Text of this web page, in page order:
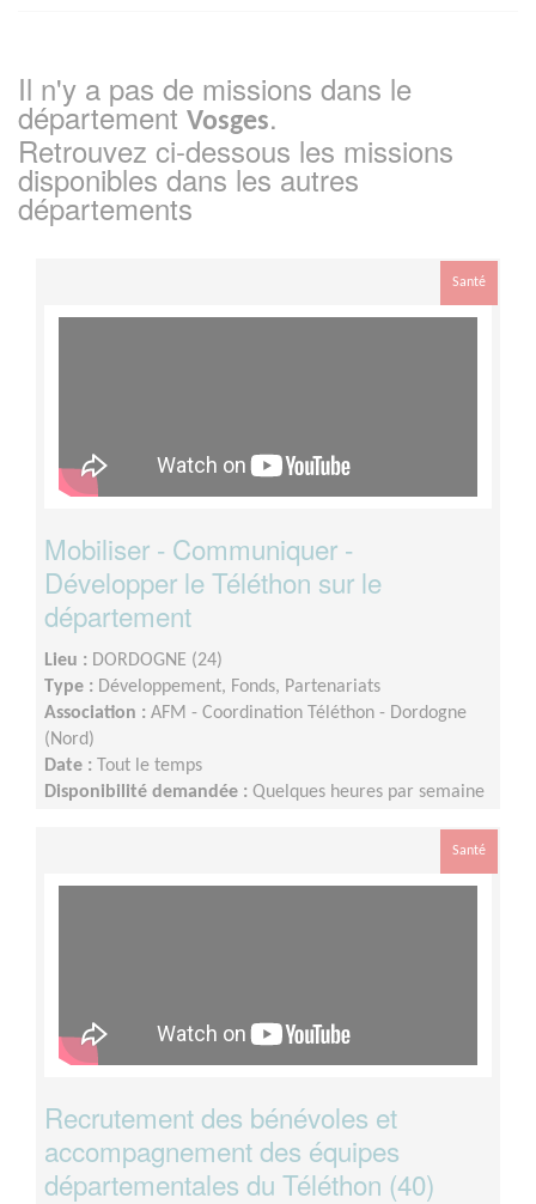
Il n'y a pas de missions dans le
département Vosges.
Retrouvez ci-dessous les missions
disponibles dans les autres
départements
Santé
Mobiliser - Communiquer -
Développer le Téléthon sur le
département
Lieu : DORDOGNE (24)
Type : Développement, Fonds, Partenariats
Association : AFM - Coordination Téléthon - Dordogne
(Nord)
Date :
Tout le temps
Disponibilité demandée : Quelques heures par semaine
Santé
Recrutement des bénévoles et
accompagnement des équipes
départementales du Téléthon (40)